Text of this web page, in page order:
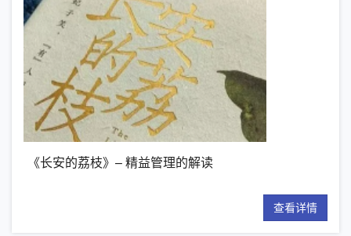
《长安的荔枝》– 精益管理的解读
查看详情